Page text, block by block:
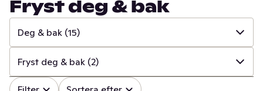
Fryst deg & bak
Deg & bak (15)
✓ Alla (615)
✓ Matbröd (153)
Fryst deg & bak (2)
✓ Alla (15)